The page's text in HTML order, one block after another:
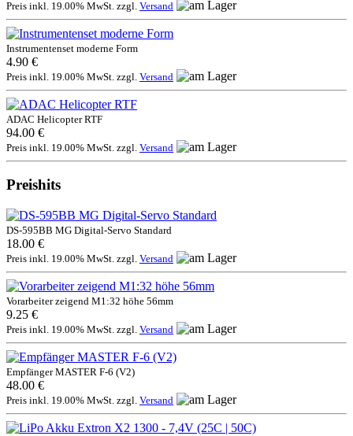
Preis inkl. 19.00% MwSt. zzgl. Versand
Instrumentenset moderne Form
4.90 €
Preis inkl. 19.00% MwSt. zzgl. Versand
ADAC Helicopter RTF
94.00 €
Preis inkl. 19.00% MwSt. zzgl. Versand
Preishits
DS-595BB MG Digital-Servo Standard
18.00 €
Preis inkl. 19.00% MwSt. zzgl. Versand
Vorarbeiter zeigend M1:32 höhe 56mm
9.25 €
Preis inkl. 19.00% MwSt. zzgl. Versand
Empfänger MASTER F-6 (V2)
48.00 €
Preis inkl. 19.00% MwSt. zzgl. Versand